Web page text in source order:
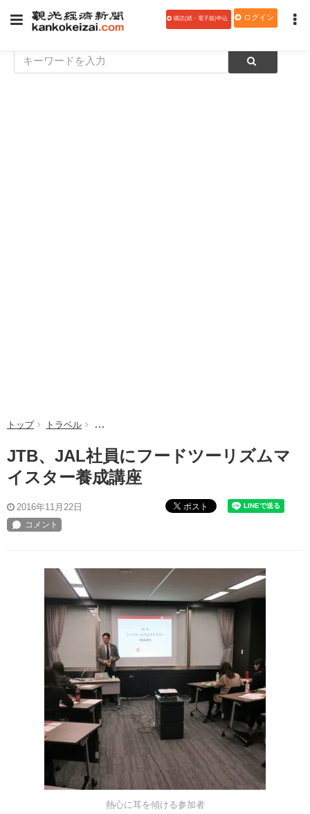
購読(紙・電子版)申込 ログイン
トップ トラベル JTB、JAL社員にフードツーリズムマイスター養成講
JTB、JAL社員にフードツーリズムマ
イスター養成講座
2016年11月22日 ポスト
熱心に耳を傾ける参加者